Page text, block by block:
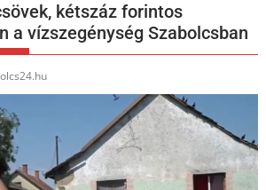
kétszáz forintos
a vízszegénység Szabolcsban